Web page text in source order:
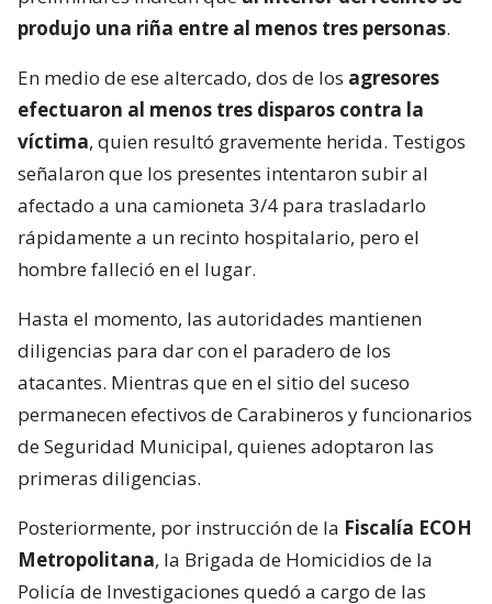
señalaron que los presentes intentaron subir al
afectado a una camioneta 3/4 para trasladarlo
rápidamente a un recinto hospitalario, pero el
hombre falleció en el lugar.
Hasta el momento, las autoridades mantienen
diligencias para dar con el paradero de los
atacantes. Mientras que en el sitio del suceso
permanecen efectivos de Carabineros y funcionarios
de Seguridad Municipal, quienes adoptaron las
primeras diligencias.
Posteriormente, por instrucción de la
, la Brigada de Homicidios de la
Policía de Investigaciones quedó a cargo de las
pesquisas.
asesino de escolar en San
Bernardo queda en internación